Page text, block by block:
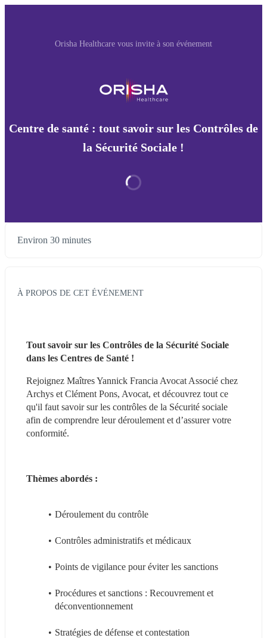
Orisha Healthcare vous invite à son événement
Centre de santé : tout savoir sur les Contrôles de
la Sécurité Sociale !
Environ 30 minutes
À PROPOS DE CET ÉVÉNEMENT
Tout savoir sur les Contrôles de la Sécurité Sociale
dans les Centres de Santé !
Rejoignez Maîtres Yannick Francia Avocat Associé chez
Archys et Clément Pons, Avocat, et découvrez tout ce
qu'il faut savoir sur les contrôles de la Sécurité sociale
afin de comprendre leur déroulement et d’assurer votre
conformité.
Thèmes abordés :
Déroulement du contrôle
Contrôles administratifs et médicaux
Points de vigilance pour éviter les sanctions
Procédures et sanctions : Recouvrement et
déconventionnement
Stratégies de défense et contestation